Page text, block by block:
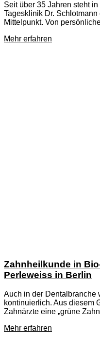
Seit über 35 Jahren steht
Tagesklinik Dr.
Mittelpunkt. Von
Mehr erfahren
Zahnheilkunde in
Perleweiss in Berlin
Auch in der Dentalbranche
kontinuierlich. Aus diesem
Zahnärzte eine „grüne
Mehr erfahren